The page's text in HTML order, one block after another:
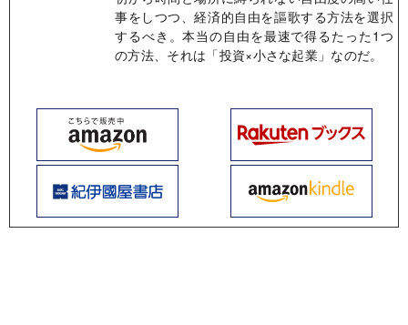
事をしつつ、経済的自由を謳歌する方法を選択
するべき。本当の自由を最速で得るたった1つ
の方法、それは「投資×小さな起業」なのだ。